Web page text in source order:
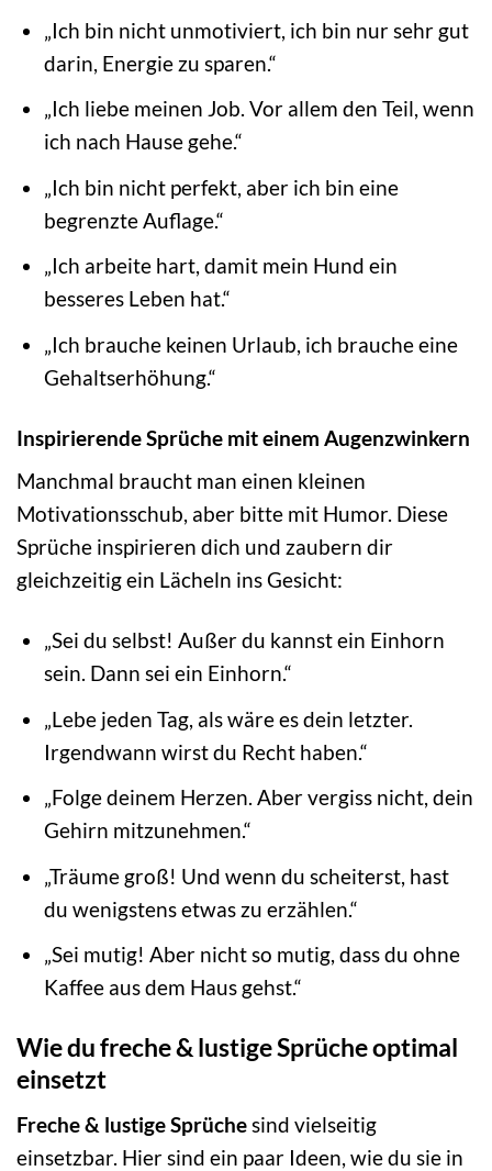
„Ich bin nicht unmotiviert, ich bin nur sehr gut
darin, Energie zu sparen.“
„Ich liebe meinen Job. Vor allem den Teil, wenn
ich nach Hause gehe.“
„Ich bin nicht perfekt, aber ich bin eine
begrenzte Auflage.“
„Ich arbeite hart, damit mein Hund ein
besseres Leben hat.“
„Ich brauche keinen Urlaub, ich brauche eine
Gehaltserhöhung.“
Inspirierende Sprüche mit einem Augenzwinkern
Manchmal braucht man einen kleinen
Motivationsschub, aber bitte mit Humor. Diese
Sprüche inspirieren dich und zaubern dir
gleichzeitig ein Lächeln ins Gesicht:
„Sei du selbst! Außer du kannst ein Einhorn
sein. Dann sei ein Einhorn.“
„Lebe jeden Tag, als wäre es dein letzter.
Irgendwann wirst du Recht haben.“
„Folge deinem Herzen. Aber vergiss nicht, dein
Gehirn mitzunehmen.“
„Träume groß! Und wenn du scheiterst, hast
du wenigstens etwas zu erzählen.“
„Sei mutig! Aber nicht so mutig, dass du ohne
Kaffee aus dem Haus gehst.“
Wie du freche & lustige Sprüche optimal
einsetzt
Freche & lustige Sprüche sind vielseitig
einsetzbar. Hier sind ein paar Ideen, wie du sie in